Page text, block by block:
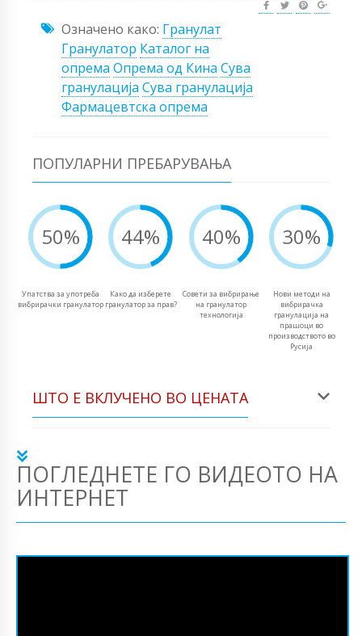
Означено како: Гранулат
Гранулатор Каталог на
опрема Опрема од Кина Сува
гранулација Сува гранулација
Фармацевтска опрема
ПОПУЛАРНИ ПРЕБАРУВАЊА
50%
Упатства за употреба
вибрирачки гранулатор
44%
Како да изберете
гранулатор за прав?
40%
Совети за вибрирање
на гранулатор
технологија
30%
Нови методи на
вибрирачка
гранулација на
прашоци во
производството во
Русија
ШТО Е ВКЛУЧЕНО ВО ЦЕНАТА
ПОГЛЕДНЕТЕ ГО ВИДЕОТО НА
ИНТЕРНЕТ